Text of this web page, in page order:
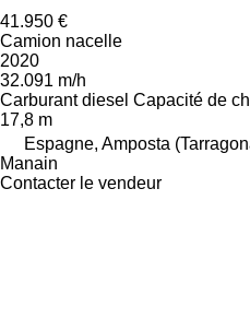
41.950 €
Camion nacelle
2020
32.091 m/h
Carburant diesel Capacité de
17,8 m
Espagne, Amposta
Manain
Contacter le vendeur